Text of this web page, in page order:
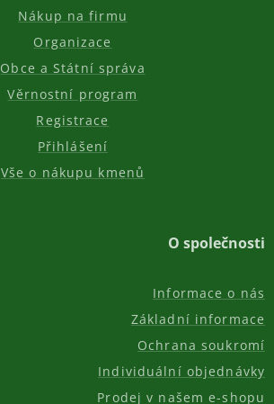
Nákup na firmu
Organizace
Obce a Státní správa
Věrnostní program
Registrace
Přihlášení
Vše o nákupu kmenů
O společnosti
Informace o nás
Základní informace
Ochrana soukromí
Individuální objednávky
Prodej v našem e-shopu